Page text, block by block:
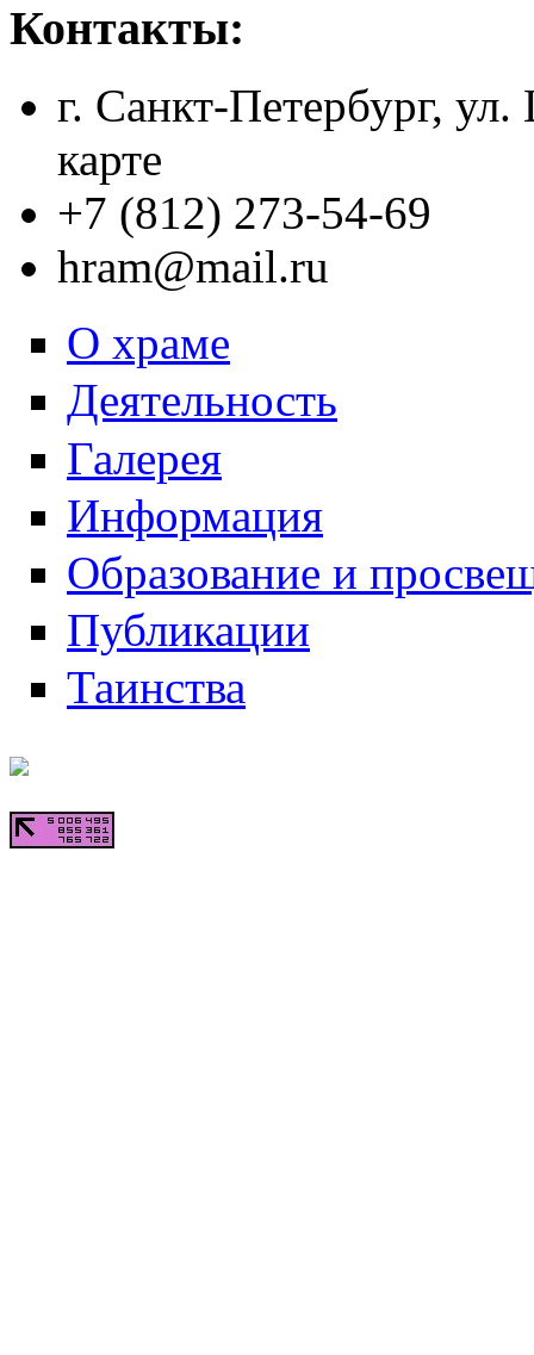
Контакты:
г. Санкт-Петербург,
карте
+7 (812) 273-54-69
hram@mail.ru
О храме
Деятельность
Галерея
Информация
Образование и
Публикации
Таинства